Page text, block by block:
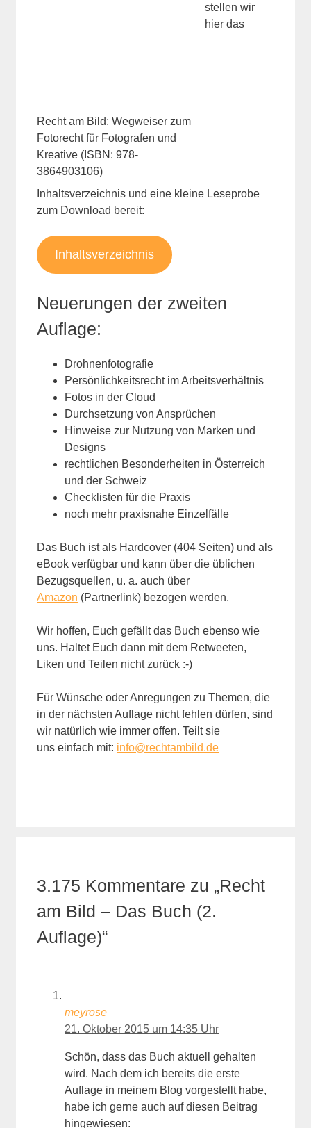
Recht am Bild: Wegweiser zum
Fotorecht für Fotografen und
Kreative (ISBN: 978-
3864903106)
stellen wir
hier das
Inhaltsverzeichnis und eine kleine Leseprobe
zum Download bereit:
Inhaltsverzeichnis
Neuerungen der zweiten
Auflage:
Drohnenfotografie
Persönlichkeitsrecht im Arbeitsverhältnis
Fotos in der Cloud
Durchsetzung von Ansprüchen
Hinweise zur Nutzung von Marken und
Designs
rechtlichen Besonderheiten in Österreich
und der Schweiz
Checklisten für die Praxis
noch mehr praxisnahe Einzelfälle
Das Buch ist als Hardcover (404 Seiten) und als
eBook verfügbar und kann über die üblichen
Bezugsquellen, u. a. auch über
Amazon (Partnerlink) bezogen werden.
Wir hoffen, Euch gefällt das Buch ebenso wie
uns. Haltet Euch dann mit dem Retweeten,
Liken und Teilen nicht zurück :-)
Für Wünsche oder Anregungen zu Themen, die
in der nächsten Auflage nicht fehlen dürfen, sind
wir natürlich wie immer offen. Teilt sie
uns einfach mit: info@rechtambild.de
3.175 Kommentare zu „Recht
am Bild – Das Buch (2.
Auflage)“
meyrose
21. Oktober 2015 um 14:35 Uhr
Schön, dass das Buch aktuell gehalten
wird. Nach dem ich bereits die erste
Auflage in meinem Blog vorgestellt habe,
habe ich gerne auch auf diesen Beitrag
hingewiesen: